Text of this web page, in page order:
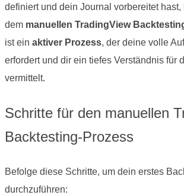
definiert und dein Journal vorbereitet
dem manuellen TradingView
ist ein aktiver Prozess, der deine volle
erfordert und dir ein tiefes Verständnis für
vermittelt.
Schritte für den manuellen
Backtesting-Prozess
Befolge diese Schritte, um dein erstes
durchzuführen: